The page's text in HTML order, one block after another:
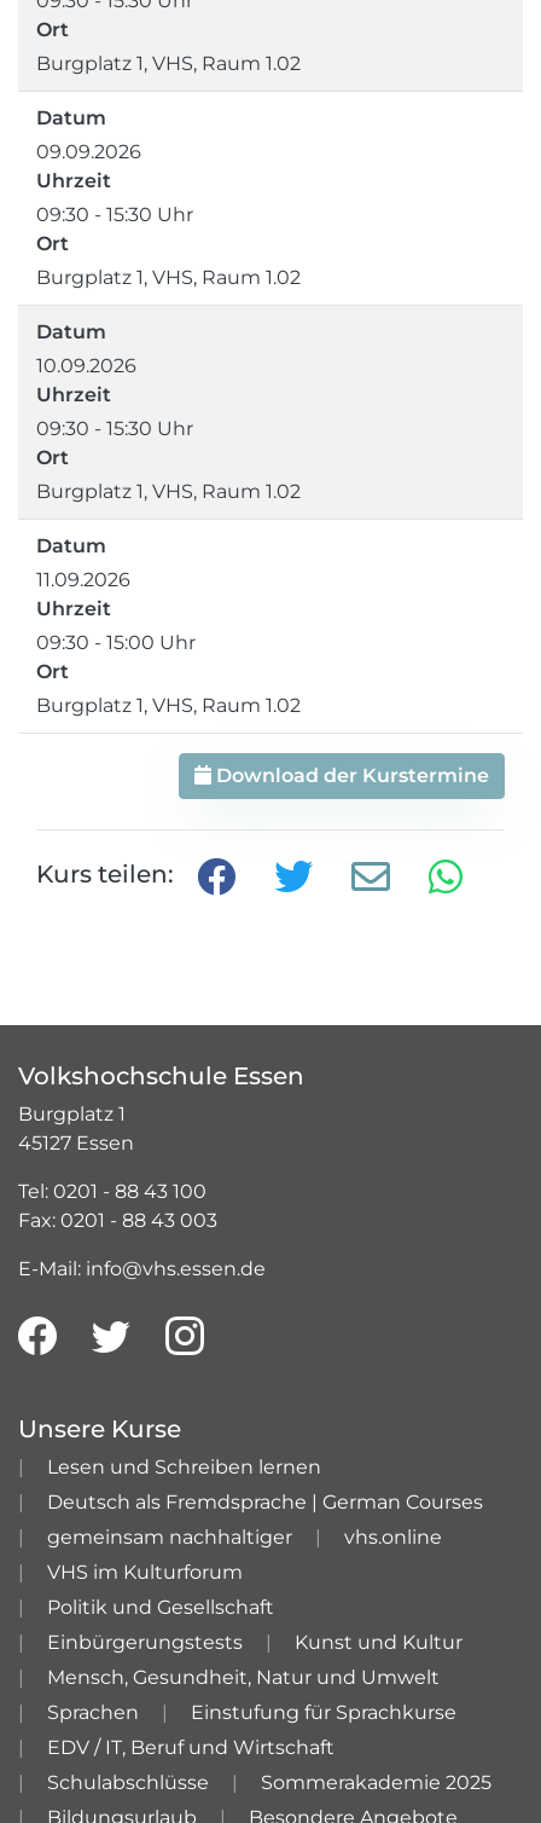
Ort
Burgplatz 1, VHS, Raum 1.02
Datum
09.09.2026
Uhrzeit
09:30 - 15:30 Uhr
Ort
Burgplatz 1, VHS, Raum 1.02
Datum
10.09.2026
Uhrzeit
09:30 - 15:30 Uhr
Ort
Burgplatz 1, VHS, Raum 1.02
Datum
11.09.2026
Uhrzeit
09:30 - 15:00 Uhr
Ort
Burgplatz 1, VHS, Raum 1.02
Download der Kurstermine
Kurs teilen:
Volkshochschule Essen
Burgplatz 1
45127 Essen
Tel: 0201 - 88 43 100
Fax: 0201 - 88 43 003
E-Mail: info@vhs.essen.de
Unsere Kurse
Lesen und Schreiben lernen
Deutsch als Fremdsprache | German Courses
gemeinsam nachhaltiger
vhs.online
VHS im Kulturforum
Politik und Gesellschaft
Einbürgerungstests
Kunst und Kultur
Mensch, Gesundheit, Natur und Umwelt
Sprachen
Einstufung für Sprachkurse
EDV / IT, Beruf und Wirtschaft
Schulabschlüsse
Sommerakademie 2025
Bildungsurlaub
Besondere Angebote